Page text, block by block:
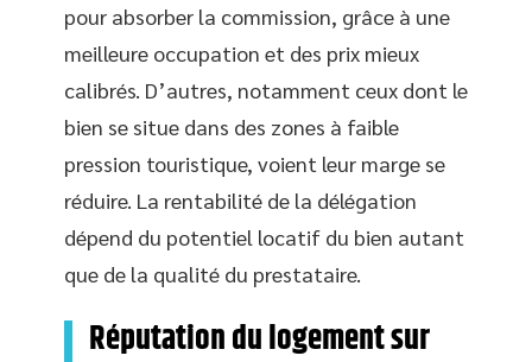
pour absorber la commission, grâce à une
meilleure occupation et des prix mieux
calibrés. D’autres, notamment ceux dont le
bien se situe dans des zones à faible
pression touristique, voient leur marge se
réduire. La rentabilité de la délégation
dépend du potentiel locatif du bien autant
que de la qualité du prestataire.
Réputation du logement sur